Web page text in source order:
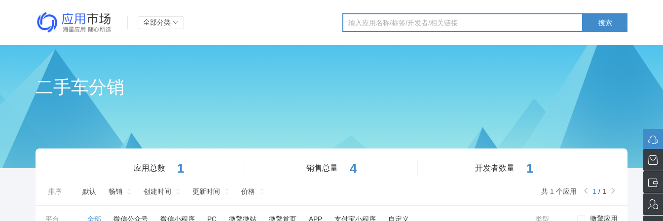
全部分类 搜索
二手车分销
应用总数 1 销售总量 4 开发者数量 1
排序 默认 畅销 创建时间 更新时间 价格 共 1 个应用 1 / 1
平台 全部 微信公众号 微信小程序 PC 微擎微站 微擎首页 APP 支付宝小程序 自定义 类型 微擎应用